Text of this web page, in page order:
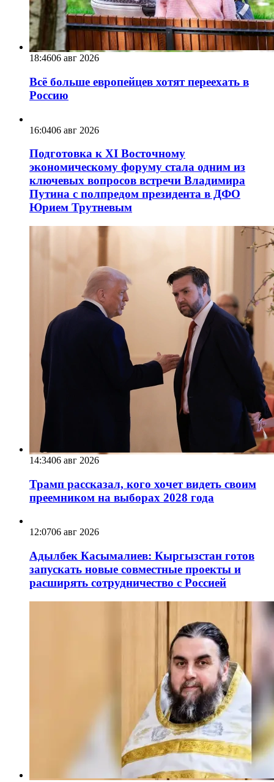
18:4606 авг 2026
Всё больше европейцев хотят переехать в
Россию
16:0406 авг 2026
Подготовка к XI Восточному
экономическому форуму стала одним из
ключевых вопросов встречи Владимира
Путина с полпредом президента в ДФО
Юрием Трутневым
14:3406 авг 2026
Трамп рассказал, кого хочет видеть своим
преемником на выборах 2028 года
12:0706 авг 2026
Адылбек Касымалиев: Кыргызстан готов
запускать новые совместные проекты и
расширять сотрудничество с Россией